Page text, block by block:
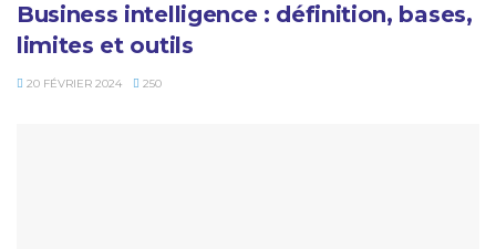
Business intelligence : définition, bases,
limites et outils
20 FÉVRIER 2024 250